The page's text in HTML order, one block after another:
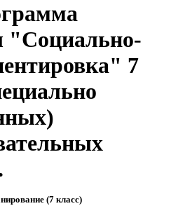
"Социально-
7
(7 класс)